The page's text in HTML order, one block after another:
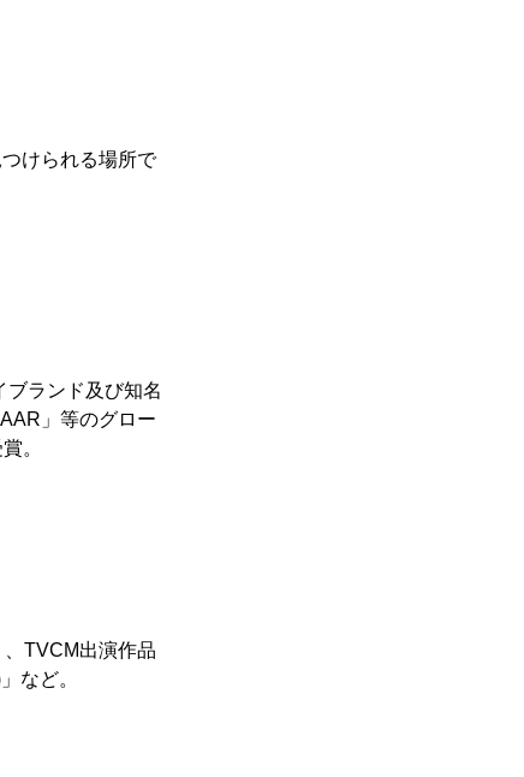
けられる場所で
ランド及び知名
」等のグロー
。
TVCM出演作品
など。